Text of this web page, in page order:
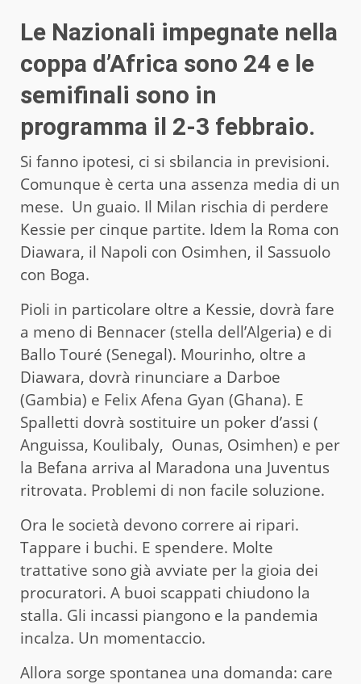
Le Nazionali impegnate nella
coppa d’Africa sono 24 e le
semifinali sono in
programma il 2-3 febbraio.
Si fanno ipotesi, ci si sbilancia in previsioni.
Comunque è certa una assenza media di un
mese. Un guaio. Il Milan rischia di perdere
Kessie per cinque partite. Idem la Roma con
Diawara, il Napoli con Osimhen, il Sassuolo
con Boga.
Pioli in particolare oltre a Kessie, dovrà fare
a meno di Bennacer (stella dell’Algeria) e di
Ballo Touré (Senegal). Mourinho, oltre a
Diawara, dovrà rinunciare a Darboe
(Gambia) e Felix Afena Gyan (Ghana). E
Spalletti dovrà sostituire un poker d’assi (
Anguissa, Koulibaly, Ounas, Osimhen) e per
la Befana arriva al Maradona una Juventus
ritrovata. Problemi di non facile soluzione.
Ora le società devono correre ai ripari.
Tappare i buchi. E spendere. Molte
trattative sono già avviate per la gioia dei
procuratori. A buoi scappati chiudono la
stalla. Gli incassi piangono e la pandemia
incalza. Un momentaccio.
Allora sorge spontanea una domanda: care